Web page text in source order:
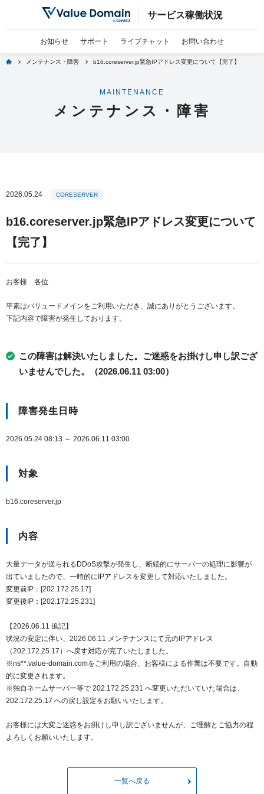
サービス稼働状況
お知らせ サポート ライブチャット お問い合わせ
home メンテナンス・障害 b16.coreserver.jp緊急IPアドレス変更について【完了】
MAINTENANCE
メンテナンス・障害
2026.05.24 CORESERVER
b16.coreserver.jp緊急IPアドレス変更について
【完了】
お客様 各位
平素はバリュードメインをご利用いただき、誠にありがとうございます。
下記内容で障害が発生しております。
この障害は解決いたしました。ご迷惑をお掛けし申し訳ござ
いませんでした。（2026.06.11 03:00）
障害発生日時
2026.05.24 08:13 ～ 2026.06.11 03:00
対象
b16.coreserver.jp
内容
大量データが送られるDDoS攻撃が発生し、断続的にサーバーの処理に影響が
出ていましたので、一時的にIPアドレスを変更して対応いたしました。
変更前IP：[202.172.25.17]
変更後IP：[202.172.25.231]
【2026.06.11 追記】
状況の安定に伴い、2026.06.11 メンテナンスにて元のIPアドレス
（202.172.25.17）へ戻す対応が完了いたしました。
※ns**.value-domain.comをご利用の場合、お客様による作業は不要です。自動
的に変更されます。
※独自ネームサーバー等で 202.172.25.231 へ変更いただいていた場合は、
202.172.25.17 への戻し設定をお願いいたします。
お客様には大変ご迷惑をお掛けし申し訳ございませんが、ご理解とご協力の程
よろしくお願いいたします。
一覧へ戻る